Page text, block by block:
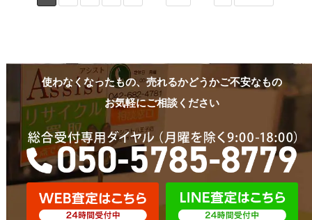
使わなくなったもの、売れるかどうかご不安なもの
お気軽にご相談ください